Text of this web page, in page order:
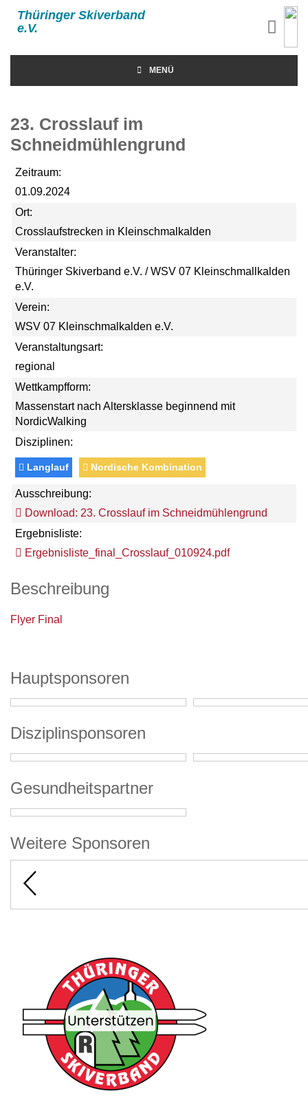
Thüringer Skiverband
e.V.
MENÜ
23. Crosslauf im
Schneidmühlengrund
Zeitraum:
01.09.2024
Ort:
Crosslaufstrecken in Kleinschmalkalden
Veranstalter:
Thüringer Skiverband e.V. / WSV 07 Kleinschmallkalden
e.V.
Verein:
WSV 07 Kleinschmalkalden e.V.
Veranstaltungsart:
regional
Wettkampfform:
Massenstart nach Altersklasse beginnend mit
NordicWalking
Disziplinen:
Langlauf Nordische Kombination
Ausschreibung:
Download: 23. Crosslauf im Schneidmühlengrund
Ergebnisliste:
Ergebnisliste_final_Crosslauf_010924.pdf
Beschreibung
Flyer Final
Hauptsponsoren
Disziplinsponsoren
Gesundheitspartner
Weitere Sponsoren